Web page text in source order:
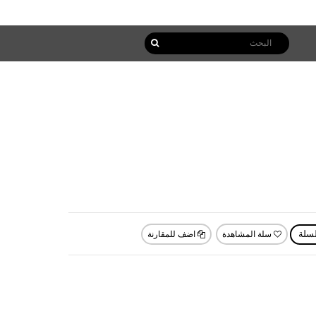
سلة المشاهدة اضف للمقارنة